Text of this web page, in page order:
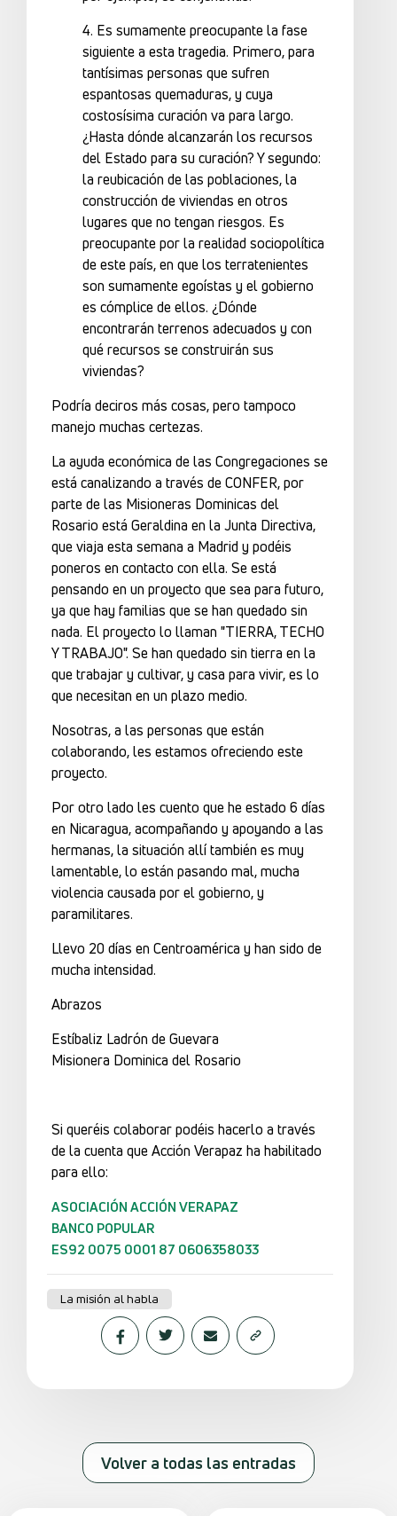
4. Es sumamente preocupante la fase
siguiente a esta tragedia. Primero, para
tantísimas personas que sufren
espantosas quemaduras, y cuya
costosísima curación va para largo.
¿Hasta dónde alcanzarán los recursos
del Estado para su curación? Y segundo:
la reubicación de las poblaciones, la
construcción de viviendas en otros
lugares que no tengan riesgos. Es
preocupante por la realidad sociopolítica
de este país, en que los terratenientes
son sumamente egoístas y el gobierno
es cómplice de ellos. ¿Dónde
encontrarán terrenos adecuados y con
qué recursos se construirán sus
viviendas?
Podría deciros más cosas, pero tampoco
manejo muchas certezas.
La ayuda económica de las Congregaciones se
está canalizando a través de CONFER, por
parte de las Misioneras Dominicas del
Rosario está Geraldina en la Junta Directiva,
que viaja esta semana a Madrid y podéis
poneros en contacto con ella. Se está
pensando en un proyecto que sea para futuro,
ya que hay familias que se han quedado sin
nada. El proyecto lo llaman "TIERRA, TECHO
Y TRABAJO". Se han quedado sin tierra en la
que trabajar y cultivar, y casa para vivir, es lo
que necesitan en un plazo medio.
Nosotras, a las personas que están
colaborando, les estamos ofreciendo este
proyecto.
Por otro lado les cuento que he estado 6 días
en Nicaragua, acompañando y apoyando a las
hermanas, la situación allí también es muy
lamentable, lo están pasando mal, mucha
violencia causada por el gobierno, y
paramilitares.
Llevo 20 días en Centroamérica y han sido de
mucha intensidad.
Abrazos
Estíbaliz Ladrón de Guevara
Misionera Dominica del Rosario
Si queréis colaborar podéis hacerlo a través
de la cuenta que Acción Verapaz ha habilitado
para ello:
ASOCIACIÓN ACCIÓN VERAPAZ
BANCO POPULAR
ES92 0075 0001 87 0606358033
La misión al habla
Volver a todas las entradas